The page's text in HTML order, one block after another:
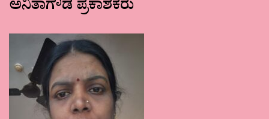
ಅನಿತಾಗೌಡ ಪ್ರಕಾಶಕರು